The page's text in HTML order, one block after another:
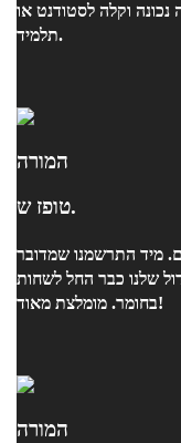
וקלה לסטודנט או
תלמיד.
המורה
טופז ש.
מיד התרשמנו שמדובר
שלנו כבר החל לשחות
בחומר. מומלצת מאוד!
המורה